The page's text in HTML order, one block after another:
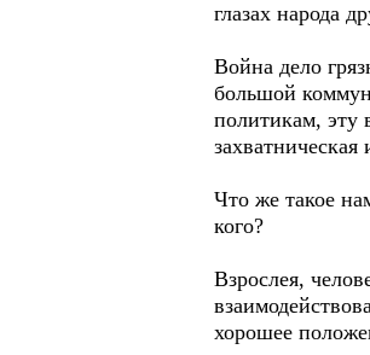
глазах народа
Война дело
большой
политикам, эту
Что же такое
кого?
Взрослея,
хорошее